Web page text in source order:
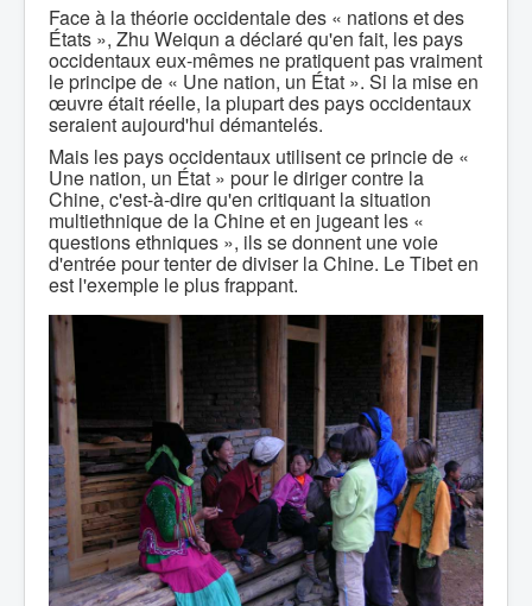
Face à la théorie occidentale des « nations et des
États », Zhu Weiqun a déclaré qu'en fait, les pays
occidentaux eux-mêmes ne pratiquent pas vraiment
le principe de « Une nation, un État ». Si la mise en
œuvre était réelle, la plupart des pays occidentaux
seraient aujourd'hui démantelés.
Mais les pays occidentaux utilisent ce princie de «
Une nation, un État » pour le diriger contre la
Chine, c'est-à-dire qu'en critiquant la situation
multiethnique de la Chine et en jugeant les «
questions ethniques », ils se donnent une voie
d'entrée pour tenter de diviser la Chine. Le Tibet en
est l'exemple le plus frappant.